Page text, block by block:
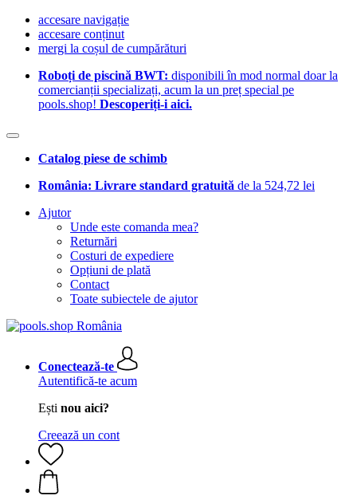
accesare navigație
accesare conținut
mergi la coșul de cumpărături
Roboți de piscină BWT: disponibili în mod normal doar la
comercianții specializați, acum la un preț special pe
pools.shop! Descoperiți-i aici.
Catalog piese de schimb
România: Livrare standard gratuită de la 524,72 lei
Ajutor
Unde este comanda mea?
Returnări
Costuri de expediere
Opțiuni de plată
Contact
Toate subiectele de ajutor
Conectează-te
Autentifică-te acum
Ești nou aici?
Creează un cont